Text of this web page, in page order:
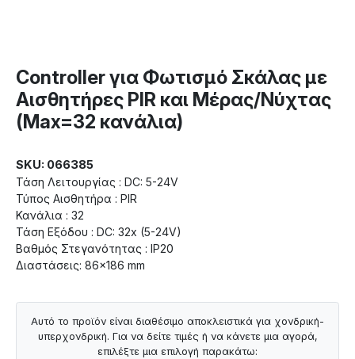
Controller για Φωτισμό Σκάλας με
Αισθητήρες PIR και Μέρας/Νύχτας
(Max=32 κανάλια)
SKU: 066385
Τάση Λειτουργίας : DC: 5-24V
Τύπος Αισθητήρα : PIR
Κανάλια : 32
Τάση Εξόδου : DC: 32x (5-24V)
Βαθμός Στεγανότητας : IP20
Διαστάσεις: 86×186 mm
Αυτό το προϊόν είναι διαθέσιμο αποκλειστικά για χονδρική-
υπερχονδρική. Για να δείτε τιμές ή να κάνετε μια αγορά,
επιλέξτε μια επιλογή παρακάτω: